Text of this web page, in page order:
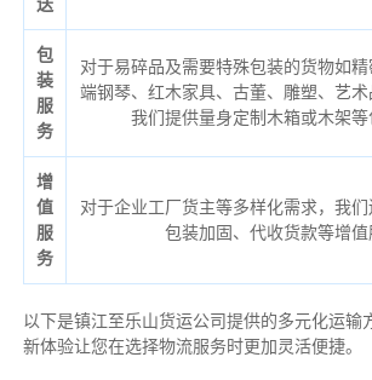
包
装
服
务
对于易碎品及需要特殊包装的货物如
端钢琴、红木家具、古董、雕塑、艺术
我们提供量身定制木箱或木架等
增
值
服
务
对于企业工厂货主等多样化需求，我们
包装加固、代收货款等增值
以下是镇江至乐山货运公司提供的多元化运输
新体验让您在选择物流服务时更加灵活便捷。